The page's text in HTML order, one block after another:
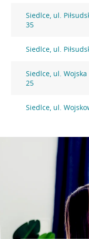
Siedlce, ul.
35
Siedlce, ul.
Siedlce, ul. Wojska
25
Siedlce, ul.